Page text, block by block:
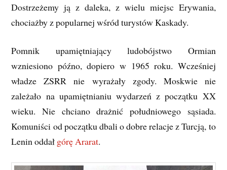
Dostrzeżemy ją z daleka, z wielu miejsc Erywania,
chociażby z popularnej wśród turystów Kaskady.
Pomnik upamiętniający ludobójstwo Ormian
wzniesiono późno, dopiero w 1965 roku. Wcześniej
władze ZSRR nie wyrażały zgody. Moskwie nie
zależało na upamiętnianiu wydarzeń z początku XX
wieku. Nie chciano drażnić południowego sąsiada.
Komuniści od początku dbali o dobre relacje z Turcją, to
Lenin oddał górę Ararat.